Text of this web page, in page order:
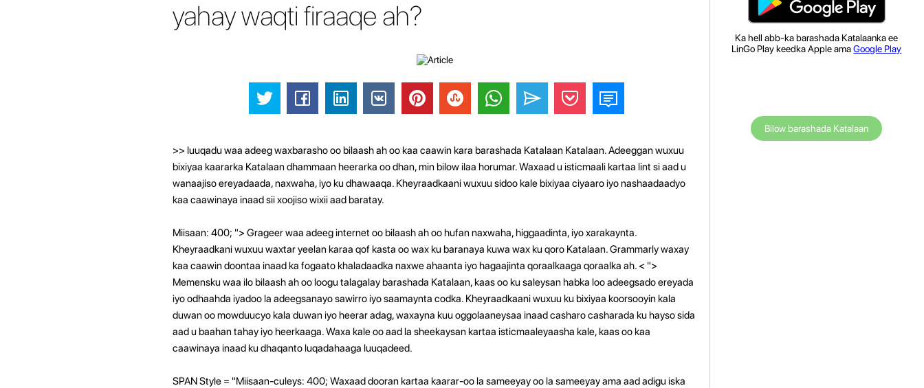
yahay waqti firaaqe ah?
>> luuqadu waa adeeg waxbarasho oo bilaash ah oo kaa caawin kara barashada Katalaan Katalaan. Adeeggan wuxuu
bixiyaa kaararka Katalaan dhammaan heerarka oo dhan, min bilow ilaa horumar. Waxaad u isticmaali kartaa lint si aad u
wanaajiso ereyadaada, naxwaha, iyo ku dhawaaqa. Kheyraadkaani wuxuu sidoo kale bixiyaa ciyaaro iyo nashaadaadyo
kaa caawinaya inaad sii xoojiso wixii aad baratay.
Miisaan: 400; "> Grageer waa adeeg internet oo bilaash ah oo hufan naxwaha, higgaadinta, iyo xarakaynta.
Kheyraadkani wuxuu waxtar yeelan karaa qof kasta oo wax ku baranaya kuwa wax ku qoro Katalaan. Grammarly waxay
kaa caawin doontaa inaad ka fogaato khaladaadka naxwe ahaanta iyo hagaajinta qoraalkaaga qoraalka ah. < ">
Memensku waa ilo bilaash ah oo loogu talagalay barashada Katalaan, kaas oo ku saleysan habka loo adeegsado ereyada
iyo odhaahda iyadoo la adeegsanayo sawirro iyo saamaynta codka. Kheyraadkaani wuxuu ku bixiyaa koorsooyin kala
duwan oo mowduucyo kala duwan iyo heerar adag, waxayna kuu oggolaaneysaa inaad casharo casharada ku hayso sida
aad u baahan tahay iyo heerkaaga. Waxa kale oo aad la sheekaysan kartaa isticmaaleyaasha kale, kaas oo kaa
caawinaya inaad ku dhaqanto luqadahaaga luuqadeed.
SPAN Style = "Miisaan-culeys: 400; Waxaad dooran kartaa kaarar-oo la sameeyay oo la sameeyay ama aad adigu iska
Ka hell abb-ka barashada Katalaanka ee
LinGo Play keedka Apple amaGoogle Play
Bilow barashada Katalaan